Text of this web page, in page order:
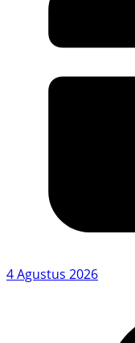
4 Agustus 2026